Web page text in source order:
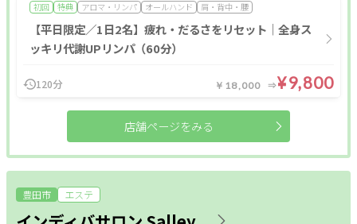
初回 特典 アロマ・リンパ オールハンド 肩・背中・腰
【平日限定／1日2名】疲れ・だるさをリセット｜全身ス
ッキリ代謝UPリンパ（60分）
120分 ￥18,000 ¥9,800
店舗ページをみる
豊田市 エステ